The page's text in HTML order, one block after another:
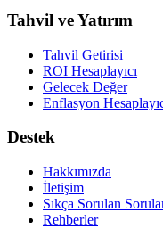
Tahvil ve Yatırım
Tahvil Getirisi
ROI Hesaplayıcı
Gelecek Değer
Enflasyon
Destek
Hakkımızda
İletişim
Sıkça Sorulan
Rehberler